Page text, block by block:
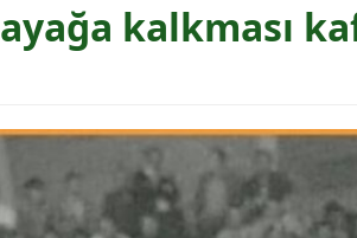
kalkması